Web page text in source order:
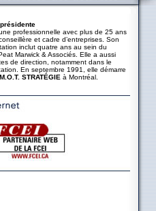
professionnelle avec plus de 25 ans
et cadre d’entreprises. Son
inclut quatre ans au sein du
Marwick & Associés. Elle a aussi
de direction, notamment dans le
En septembre 1991, elle démarre
M.O.T. STRATÉGIE à Montréal.